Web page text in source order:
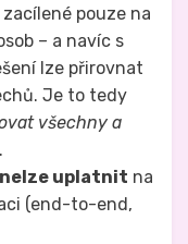
pouze na
– a navíc s
lze přirovnat
Je to tedy
všechny a
.
nelze uplatnit na
(end-to-end,